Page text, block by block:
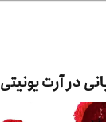
در آرت یونیتی